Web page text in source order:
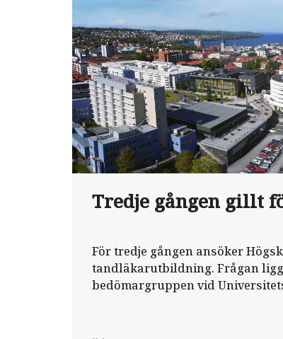
Tredje gången gillt
För tredje gången ansöker
tandläkarutbildning. Frågan
bedömargruppen vid